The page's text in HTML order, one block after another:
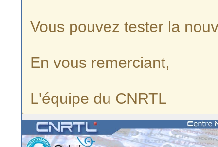
Vous pouvez tester la
En vous remerciant,
L'équipe du CNRTL